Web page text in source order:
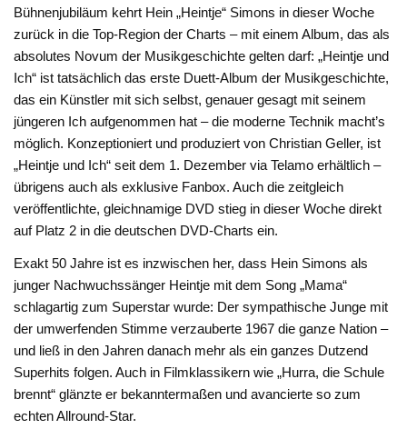
Bühnenjubiläum kehrt Hein „Heintje“ Simons in dieser Woche
zurück in die Top-Region der Charts – mit einem Album, das als
absolutes Novum der Musikgeschichte gelten darf: „Heintje und
Ich“ ist tatsächlich das erste Duett-Album der Musikgeschichte,
das ein Künstler mit sich selbst, genauer gesagt mit seinem
jüngeren Ich aufgenommen hat – die moderne Technik macht’s
möglich. Konzeptioniert und produziert von Christian Geller, ist
„Heintje und Ich“ seit dem 1. Dezember via Telamo erhältlich –
übrigens auch als exklusive Fanbox. Auch die zeitgleich
veröffentlichte, gleichnamige DVD stieg in dieser Woche direkt
auf Platz 2 in die deutschen DVD-Charts ein.
Exakt 50 Jahre ist es inzwischen her, dass Hein Simons als
junger Nachwuchssänger Heintje mit dem Song „Mama“
schlagartig zum Superstar wurde: Der sympathische Junge mit
der umwerfenden Stimme verzauberte 1967 die ganze Nation –
und ließ in den Jahren danach mehr als ein ganzes Dutzend
Superhits folgen. Auch in Filmklassikern wie „Hurra, die Schule
brennt“ glänzte er bekanntermaßen und avancierte so zum
echten Allround-Star.